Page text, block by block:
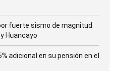
fuerte sismo de magnitud
Huancayo
adicional en su pensión en el